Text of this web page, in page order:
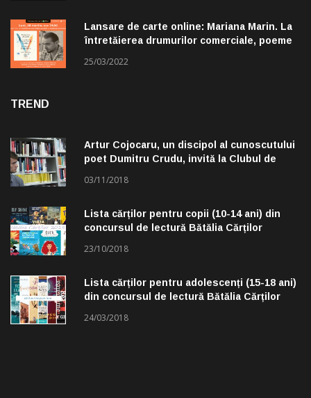
Lansare de carte online: Mariana Marin. La
întretăierea drumurilor comerciale, poeme
25/03/2022
TREND
Artur Cojocaru, un discipol al cunoscutului
poet Dumitru Crudu, invită la Clubul de
03/11/2018
Lista cărților pentru copii (10-14 ani) din
concursul de lectură Bătălia Cărților
23/10/2018
Lista cărților pentru adolescenți (15-18 ani)
din concursul de lectură Bătălia Cărților
24/03/2018